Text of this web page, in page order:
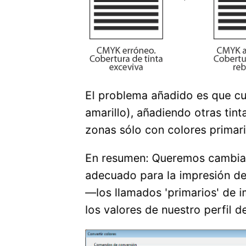
El problema añadido es que
amarillo), añadiendo otras
zonas sólo con colores
En resumen: Queremos
adecuado para la impresión
—los llamados 'primarios' de
los valores de nuestro perfil